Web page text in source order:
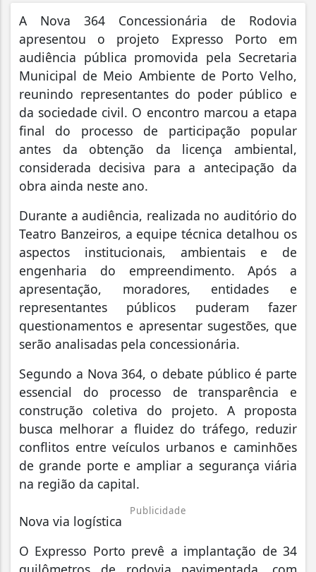
A Nova 364 Concessionária de Rodovia
apresentou o projeto Expresso Porto em
audiência pública promovida pela Secretaria
Municipal de Meio Ambiente de Porto Velho,
reunindo representantes do poder público e
da sociedade civil. O encontro marcou a etapa
final do processo de participação popular
antes da obtenção da licença ambiental,
considerada decisiva para a antecipação da
obra ainda neste ano.
Durante a audiência, realizada no auditório do
Teatro Banzeiros, a equipe técnica detalhou os
aspectos institucionais, ambientais e de
engenharia do empreendimento. Após a
apresentação, moradores, entidades e
representantes públicos puderam fazer
questionamentos e apresentar sugestões, que
serão analisadas pela concessionária.
Segundo a Nova 364, o debate público é parte
essencial do processo de transparência e
construção coletiva do projeto. A proposta
busca melhorar a fluidez do tráfego, reduzir
conflitos entre veículos urbanos e caminhões
de grande porte e ampliar a segurança viária
na região da capital.
Publicidade
Nova via logística
O Expresso Porto prevê a implantação de 34